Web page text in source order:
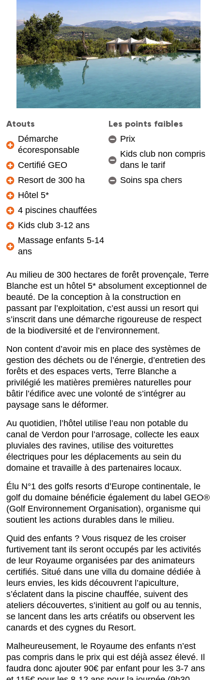
Atouts
Démarche
écoresponsable
Certifié GEO
Resort de 300 ha
Hôtel 5*
4 piscines chauffées
Kids club 3-12 ans
Massage enfants 5-14
ans
Les points faibles
Prix
Kids club non compris
dans le tarif
Soins spa chers
Au milieu de 300 hectares de forêt provençale, Terre
Blanche est un hôtel 5* absolument exceptionnel de
beauté. De la conception à la construction en
passant par l’exploitation, c’est aussi un resort qui
s’inscrit dans une démarche rigoureuse de respect
de la biodiversité et de l’environnement.
Non content d’avoir mis en place des systèmes de
gestion des déchets ou de l’énergie, d’entretien des
forêts et des espaces verts, Terre Blanche a
privilégié les matières premières naturelles pour
bâtir l’édifice avec une volonté de s’intégrer au
paysage sans le déformer.
Au quotidien, l’hôtel utilise l’eau non potable du
canal de Verdon pour l’arrosage, collecte les eaux
pluviales des ravines, utilise des voiturettes
électriques pour les déplacements au sein du
domaine et travaille à des partenaires locaux.
Élu N°1 des golfs resorts d’Europe continentale, le
golf du domaine bénéficie également du label GEO®
(Golf Environnement Organisation), organisme qui
soutient les actions durables dans le milieu.
Quid des enfants ? Vous risquez de les croiser
furtivement tant ils seront occupés par les activités
de leur Royaume organisées par des animateurs
certifiés. Situé dans une villa du domaine dédiée à
leurs envies, les kids découvrent l’apiculture,
s’éclatent dans la piscine chauffée, suivent des
ateliers découvertes, s’initient au golf ou au tennis,
se lancent dans les arts créatifs ou observent les
canards et des cygnes du Resort.
Malheureusement, le Royaume des enfants n’est
pas compris dans le prix qui est déjà assez élevé. Il
faudra donc ajouter 90€ par enfant pour les 3-7 ans